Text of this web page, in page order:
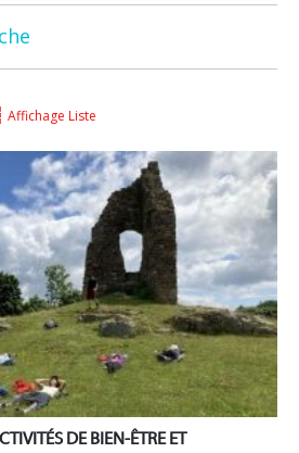
Affichage Liste
DE BIEN-ÊTRE ET